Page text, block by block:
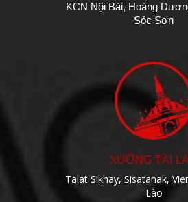
KCN Nội Bài, Hoàng
Sóc Sơn
XƯỞNG TẠI
Talat Sikhay, Sisatanak,
Lào